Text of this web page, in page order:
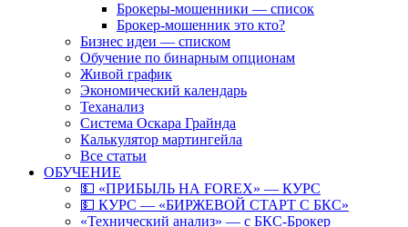
Брокеры-мошенники — список
Брокер-мошенник это кто?
Бизнес идеи — списком
Обучение по бинарным опционам
Живой график
Экономический календарь
Теханализ
Система Оскара Грайнда
Калькулятор мартингейла
Все статьи
ОБУЧЕНИЕ
💵 «ПРИБЫЛЬ НА FOREX» — КУРС
💵 КУРС — «БИРЖЕВОЙ СТАРТ С БКС»
«Технический анализ» — с БКС-Брокер